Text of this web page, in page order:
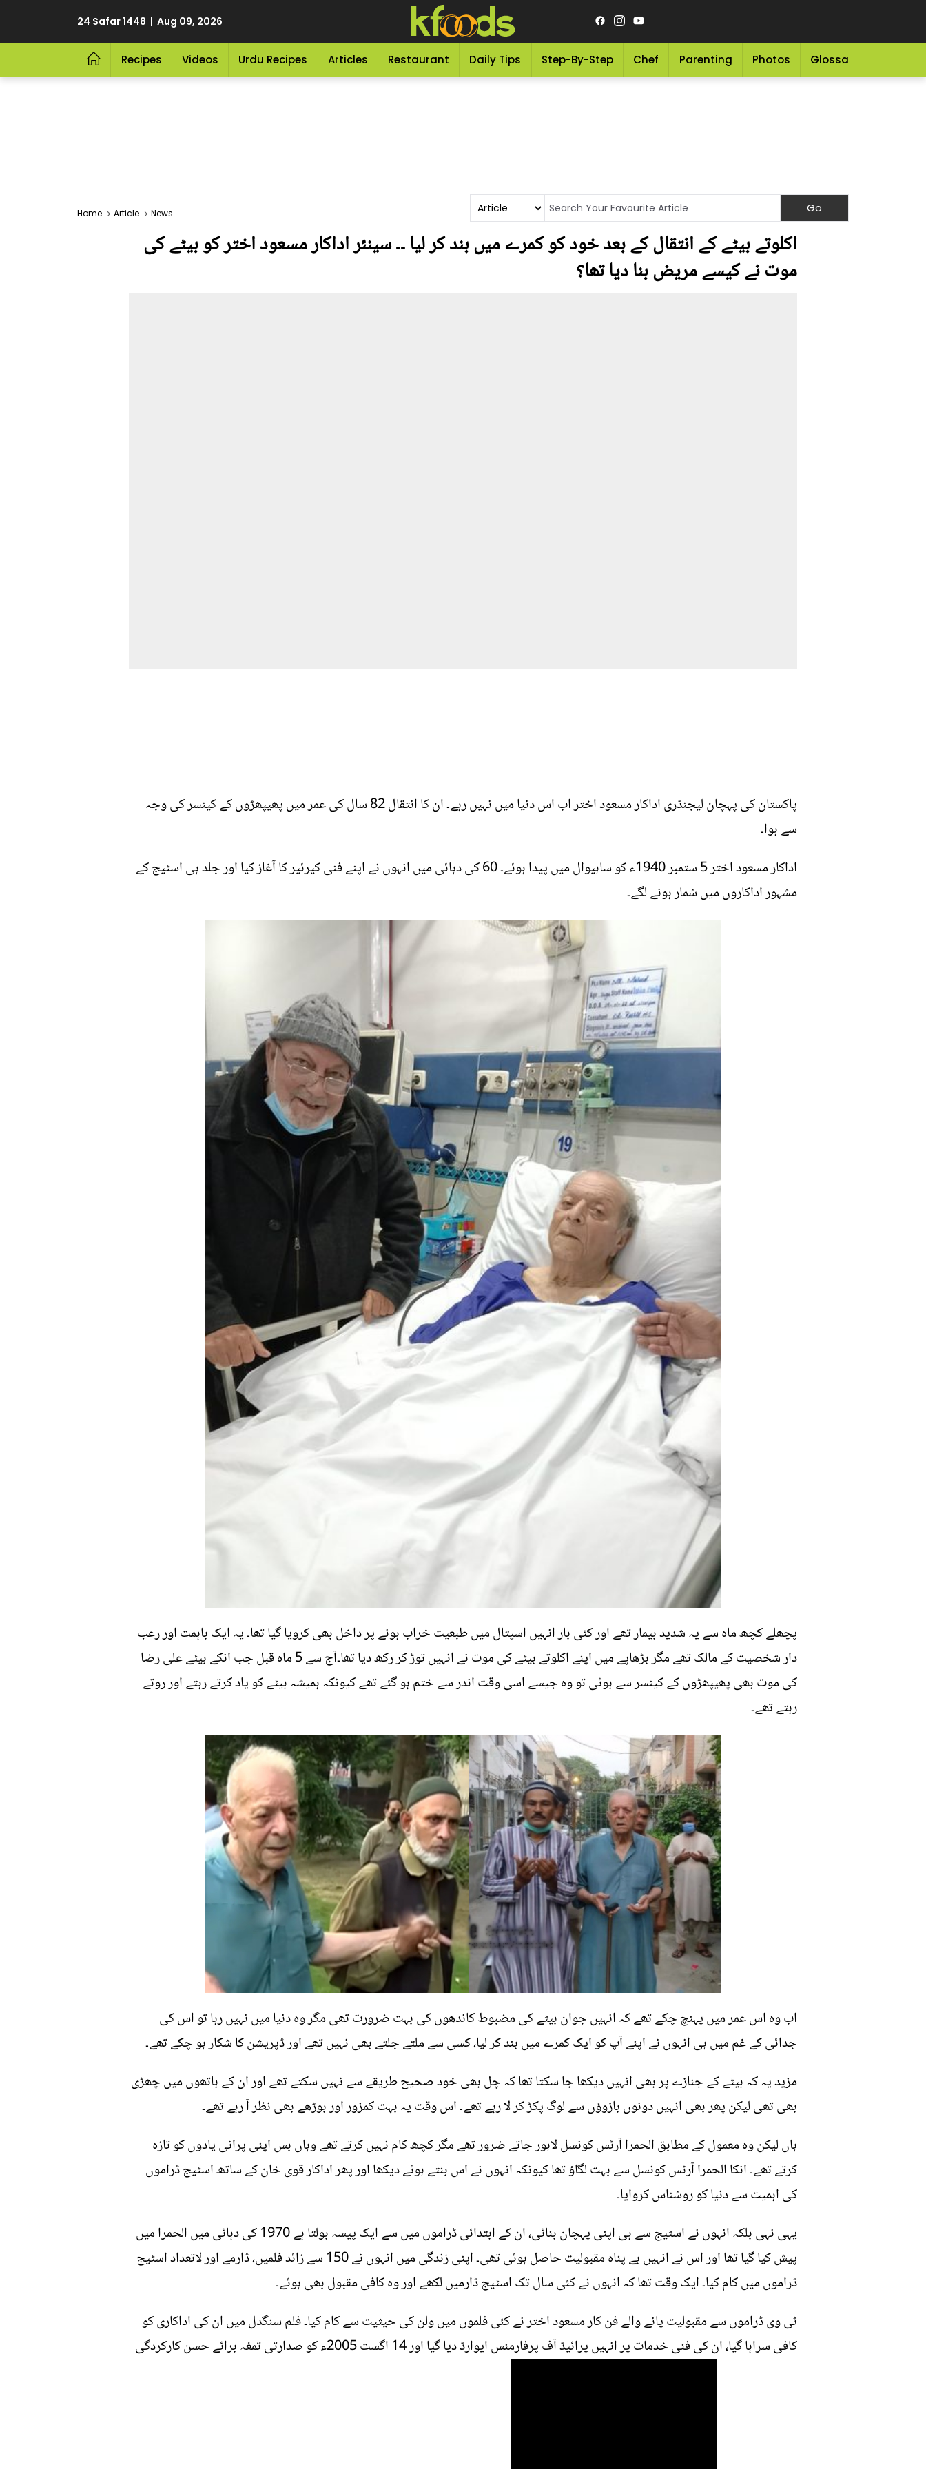
24 Safar 1448 | Aug 09, 2026
Recipes Videos Urdu Recipes Articles Restaurant Daily Tips Step-By-Step Chef Parenting Photos Glossary
Home Article News
اکلوتے بیٹے کے انتقال کے بعد خود کو کمرے میں بند کر لیا ۔۔ سینئر اداکار مسعود اختر کو بیٹے کی
موت نے کیسے مریض بنا دیا تھا؟
پاکستان کی پہچان لیجنڈری اداکار مسعود اختر اب اس دنیا میں نہیں رہے۔ ان کا انتقال 82 سال کی عمر میں پھیپھڑوں کے کینسر کی وجہ
سے ہوا۔
اداکار مسعود اختر 5 ستمبر 1940ء کو ساہیوال میں پیدا ہوئے۔ 60 کی دہائی میں انہوں نے اپنے فنی کیرئیر کا آغاز کیا اور جلد ہی اسٹیج کے
مشہور اداکاروں میں شمار ہونے لگے۔
پچھلے کچھ ماہ سے یہ شدید بیمار تھے اور کئی بار انہیں اسپتال میں طبعیت خراب ہونے پر داخل بھی کرویا گیا تھا۔ یہ ایک باہمت اور رعب
دار شخصیت کے مالک تھے مگر بڑھاپے میں اپنے اکلوتے بیٹے کی موت نے انہیں توڑ کر رکھ دیا تھا۔آج سے 5 ماہ قبل جب انکے بیٹے علی رضا
کی موت بھی پھیپھڑوں کے کینسر سے ہوئی تو وہ جیسے اسی وقت اندر سے ختم ہو گئے تھے کیونکہ ہمیشہ بیٹے کو یاد کرتے رہتے اور روتے
رہتے تھے۔
اب وہ اس عمر میں پہنچ چکے تھے کہ انہیں جوان بیٹے کی مضبوط کاندھوں کی بہت ضرورت تھی مگر وہ دنیا میں نہیں رہا تو اس کی
جدائی کے غم میں ہی انہوں نے اپنے آپ کو ایک کمرے میں بند کر لیا، کسی سے ملتے جلتے بھی نہیں تھے اور ڈپریشن کا شکار ہو چکے تھے۔
مزید یہ کہ بیٹے کے جنازے پر بھی انہیں دیکھا جا سکتا تھا کہ چل بھی خود صحیح طریقے سے نہیں سکتے تھے اور ان کے ہاتھوں میں چھڑی
بھی تھی لیکن پھر بھی انہیں دونوں بازوؤں سے لوگ پکڑ کر لا رہے تھے۔ اس وقت یہ بہت کمزور اور بوڑھے بھی نظر آ رہے تھے۔
ہاں لیکن وہ معمول کے مطابق الحمرا آرٹس کونسل لاہور جاتے ضرور تھے مگر کچھ کام نہیں کرتے تھے وہاں بس اپنی پرانی یادوں کو تازہ
کرتے تھے۔ انکا الحمرا آرٹس کونسل سے بہت لگاؤ تھا کیونکہ انہوں نے اس بنتے ہوئے دیکھا اور پھر اداکار قوی خان کے ساتھ اسٹیج ڈراموں
کی اہمیت سے دنیا کو روشناس کروایا۔
یہی نہی بلکہ انہوں نے اسٹیج سے ہی اپنی پہچان بنائی، ان کے ابتدائی ڈراموں میں سے ایک پیسہ بولتا ہے 1970 کی دہائی میں الحمرا میں
پیش کیا گیا تھا اور اس نے انہیں بے پناہ مقبولیت حاصل ہوئی تھی۔ اپنی زندگی میں انہوں نے 150 سے زائد فلمیں، ڈارمے اور لاتعداد اسٹیج
ڈراموں میں کام کیا۔ ایک وقت تھا کہ انہوں نے کئی سال تک اسٹیج ڈارمیں لکھے اور وہ کافی مقبول بھی ہوئے۔
ٹی وی ڈراموں سے مقبولیت پانے والے فن کار مسعود اختر نے کئی فلموں میں ولن کی حیثیت سے کام کیا۔ فلم سنگدل میں ان کی اداکاری کو
کافی سراہا گیا، ان کی فنی خدمات پر انہیں پرائیڈ آف پرفارمنس ایوارڈ دیا گیا اور 14 اگست 2005ء کو صدارتی تمغہ برائے حسن کارکردگی